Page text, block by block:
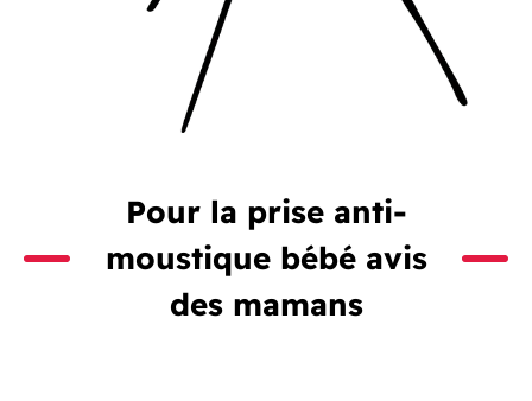
Pour la prise anti-
moustique bébé avis
des mamans